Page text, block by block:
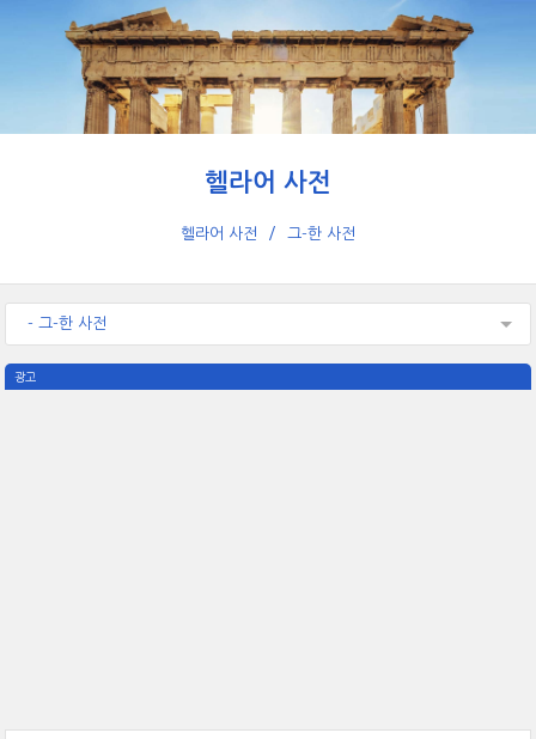
헬라어 사전
헬라어 사전 그-한 사전
- 그-한 사전
광고